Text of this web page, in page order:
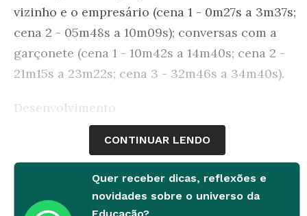
vizinho e o empresário (cena 1 - 0m27s a 3m37s;
cena 2 - 05m48s a 10m09s); conversas com a
garçonete (cena 1 - 10m42s a 14m40s; cena 2 -
21m15s a 23m22s; cena 3 - 32m46s a 34m40s).
Desenvolvimento
A comédia românticaMelhor É Impossível
CONTINUAR LENDO
Quer receber dicas, reflexões e
novidades sobre o universo da